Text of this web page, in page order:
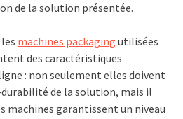
de la solution présentée.
machines packaging utilisées
des caractéristiques
: non seulement elles doivent
de la solution, mais il
machines garantissent un niveau